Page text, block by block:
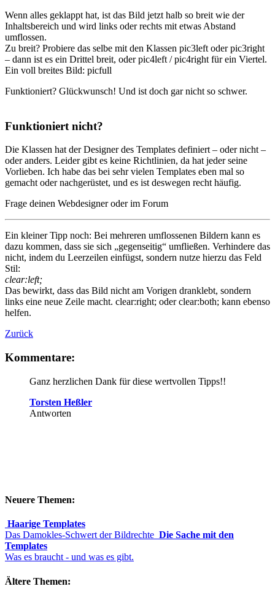
Wenn alles geklappt hat, ist das Bild jetzt halb so breit wie der
Inhaltsbereich und wird links oder rechts mit etwas Abstand
umflossen.
Zu breit? Probiere das selbe mit den Klassen pic3left oder pic3right
– dann ist es ein Drittel breit, oder pic4left / pic4right für ein Viertel.
Ein voll breites Bild: picfull
Funktioniert? Glückwunsch! Und ist doch gar nicht so schwer.
Funktioniert nicht?
Die Klassen hat der Designer des Templates definiert – oder nicht –
oder anders. Leider gibt es keine Richtlinien, da hat jeder seine
Vorlieben. Ich habe das bei sehr vielen Templates eben mal so
gemacht oder nachgerüstet, und es ist deswegen recht häufig.
Frage deinen Webdesigner oder im Forum
Ein kleiner Tipp noch: Bei mehreren umflossenen Bildern kann es
dazu kommen, dass sie sich „gegenseitig“ umfließen. Verhindere das
nicht, indem du Leerzeilen einfügst, sondern nutze hierzu das Feld
Stil:
clear:left;
Das bewirkt, dass das Bild nicht am Vorigen dranklebt, sondern
links eine neue Zeile macht. clear:right; oder clear:both; kann ebenso
helfen.
Zurück
Kommentare:
Ganz herzlichen Dank für diese wertvollen Tipps!!
Torsten Heßler
Antworten
Neuere Themen:
Haarige Templates
Das Damokles-Schwert der Bildrechte Die Sache mit den
Templates
Was es braucht - und was es gibt.
Ältere Themen: